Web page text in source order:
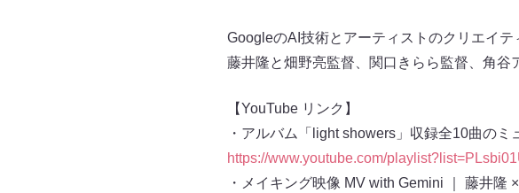
GoogleのAI技術とアーティストのクリエイ
藤井隆と畑野亮監督、関口きらら監督、角谷
【YouTube リンク】
・アルバム「light showers」収録全10曲のミ
https://www.youtube.com/
・メイキング映像 MV with Gemini ｜ 藤井隆